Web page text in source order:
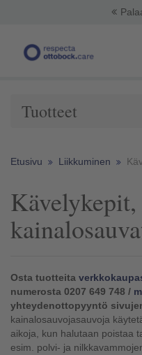
Tuotteet
Etusivu Liikkuminen
Osta tuotteita
numerosta 0207 649 748 /
yhteydenottopyyntö
kainalosauvojasauvoja
aikoja, kun halutaan poistaa
esim. polvi- ja